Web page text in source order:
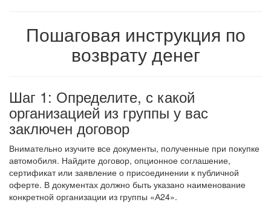
Пошаговая инструкция по
возврату денег
Шаг 1: Определите, с какой
организацией из группы у вас
заключен договор
Внимательно изучите все документы, полученные при покупке
автомобиля. Найдите договор, опционное соглашение,
сертификат или заявление о присоединении к публичной
оферте. В документах должно быть указано наименование
конкретной организации из группы «А24».